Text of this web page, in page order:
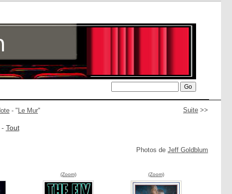
Suite >>
- " Le Mur"
Tout
Photos de Jeff Goldblum
(Zoom) (Zoom)